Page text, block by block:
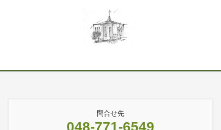
問合せ先
048-771-6549